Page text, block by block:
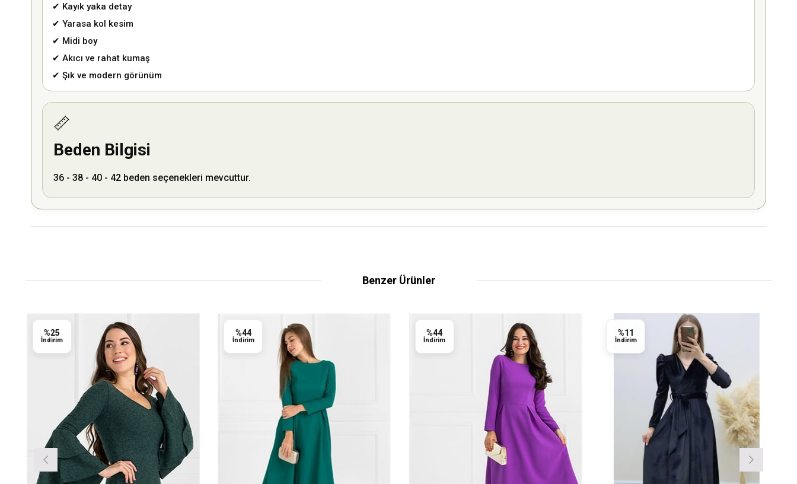
✔ Kayık yaka detay
✔ Yarasa kol kesim
✔ Midi boy
✔ Akıcı ve rahat kumaş
✔ Şık ve modern görünüm
📏
Beden Bilgisi
36 - 38 - 40 - 42 beden seçenekleri mevcuttur.
Benzer Ürünler
%25
İndirim
%44
İndirim
%44
İndirim
%11
İndirim